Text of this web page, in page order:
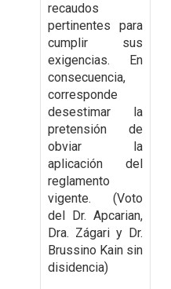
recaudos
pertinentes para
cumplir sus
exigencias. En
consecuencia,
corresponde
desestimar la
pretensión de
obviar la
aplicación del
reglamento
vigente. (Voto
del Dr. Apcarian,
Dra. Zágari y Dr.
Brussino Kain sin
disidencia)